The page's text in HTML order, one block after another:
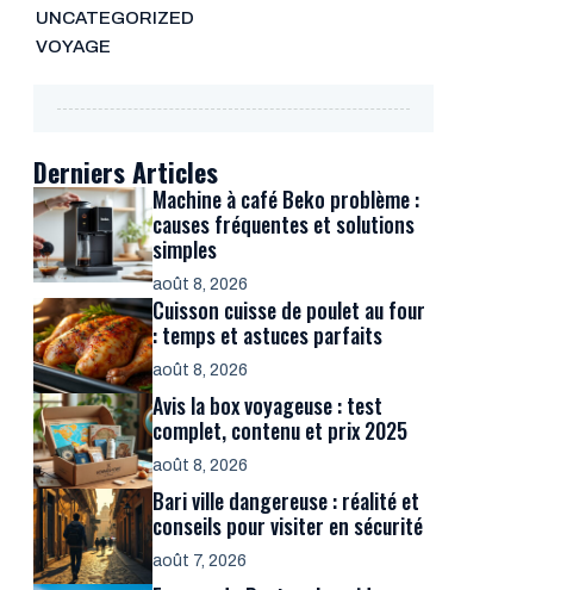
UNCATEGORIZED
VOYAGE
Derniers Articles
Machine à café Beko problème :
causes fréquentes et solutions
simples
août 8, 2026
Cuisson cuisse de poulet au four
: temps et astuces parfaits
août 8, 2026
Avis la box voyageuse : test
complet, contenu et prix 2025
août 8, 2026
Bari ville dangereuse : réalité et
conseils pour visiter en sécurité
août 7, 2026